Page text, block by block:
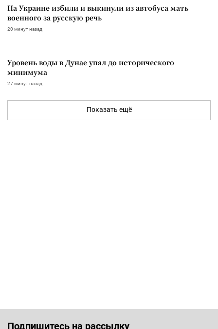
На Украине избили и выкинули из автобуса мать
военного за русскую речь
20 минут назад
Уровень воды в Дунае упал до исторического
минимума
27 минут назад
Показать ещё
Подпишитесь на рассылку